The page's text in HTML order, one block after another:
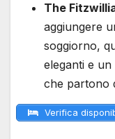
The
aggiungere
soggiorno,
eleganti e
che partono
Verifica